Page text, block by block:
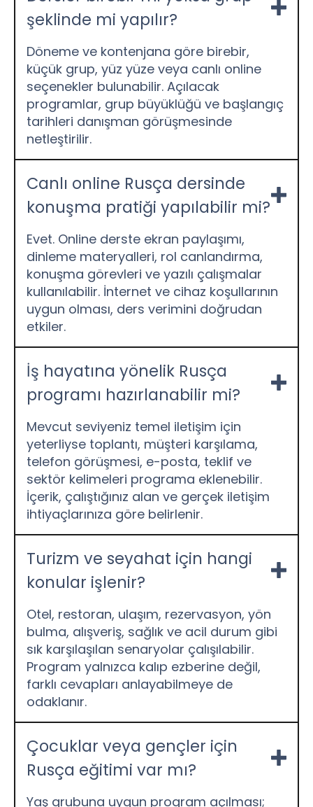
şeklinde mi yapılır?
Döneme ve kontenjana göre birebir,
küçük grup, yüz yüze veya canlı online
seçenekler bulunabilir. Açılacak
programlar, grup büyüklüğü ve başlangıç
tarihleri danışman görüşmesinde
netleştirilir.
Canlı online Rusça dersinde
konuşma pratiği yapılabilir mi?
Evet. Online derste ekran paylaşımı,
dinleme materyalleri, rol canlandırma,
konuşma görevleri ve yazılı çalışmalar
kullanılabilir. İnternet ve cihaz koşullarının
uygun olması, ders verimini doğrudan
etkiler.
İş hayatına yönelik Rusça
programı hazırlanabilir mi?
Mevcut seviyeniz temel iletişim için
yeterliyse toplantı, müşteri karşılama,
telefon görüşmesi, e-posta, teklif ve
sektör kelimeleri programa eklenebilir.
İçerik, çalıştığınız alan ve gerçek iletişim
ihtiyaçlarınıza göre belirlenir.
Turizm ve seyahat için hangi
konular işlenir?
Otel, restoran, ulaşım, rezervasyon, yön
bulma, alışveriş, sağlık ve acil durum gibi
sık karşılaşılan senaryolar çalışılabilir.
Program yalnızca kalıp ezberine değil,
farklı cevapları anlayabilmeye de
odaklanır.
Çocuklar veya gençler için
Rusça eğitimi var mı?
Yaş grubuna uygun program açılması;